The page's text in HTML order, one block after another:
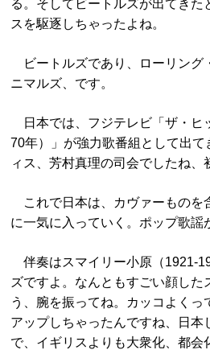
る。そしてビートルズが出てきた
スを駆逐しちゃったよね。
ビートルズであり、ローリング
ニマルズ、です。
日本では、フジテレビ「ザ・ヒ
70年）」が強力歌番組として出
ィス、芳村真理の司会でしたね、
これで日本は、カヴァーものを
に一気に入っていく。ポップ歌謡
伴奏はスマイリー小原（1921-
ズですよ。なんともすごい顔した
う、腕を振ってね。カッコよくっ
アップしちゃったんですね、日本
で、イギリスよりも大衆化、都会